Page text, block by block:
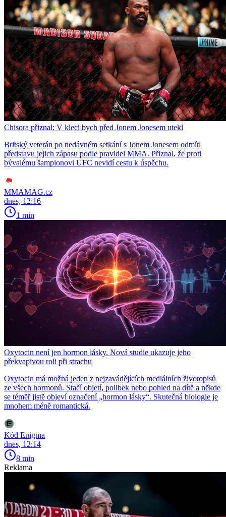
Chisora přiznal: V kleci bych před Jonem Jonesem utekl
Britský veterán po nedávném setkání s Jonem Jonesem odmítl
představu jejich zápasu podle pravidel MMA. Přiznal, že proti
bývalému šampionovi UFC nevidí cestu k úspěchu.
MMAMAG.cz
dnes, 12:16
1 min
Oxytocin není jen hormon lásky. Nová studie ukazuje jeho
překvapivou roli při strachu
Oxytocin má možná jeden z nejzavádějících mediálních životopisů
ze všech hormonů. Stačí objetí, polibek nebo pohled na dítě a někde
se téměř jistě objeví označení „hormon lásky“. Skutečná biologie je
mnohem méně romantická.
Kód Enigma
dnes, 12:14
8 min
Reklama